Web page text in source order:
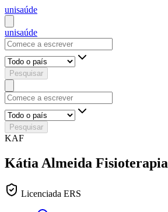
unisaúde
unisaúde
Pesquisar
Pesquisar
KAF
Kátia Almeida Fisioterapia
Licenciada ERS